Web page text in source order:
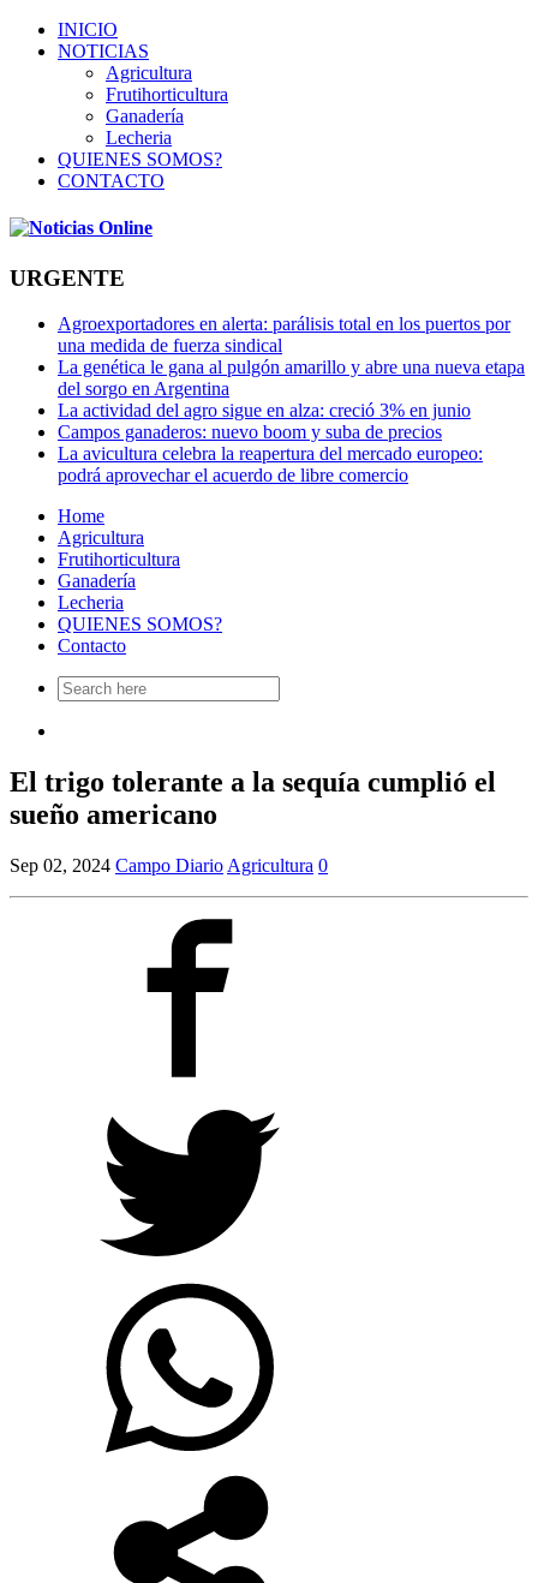
INICIO
NOTICIAS
Agricultura
Frutihorticultura
Ganadería
Lecheria
QUIENES SOMOS?
CONTACTO
URGENTE
Agroexportadores en alerta: parálisis total en los puertos por
una medida de fuerza sindical
La genética le gana al pulgón amarillo y abre una nueva etapa
del sorgo en Argentina
La actividad del agro sigue en alza: creció 3% en junio
Campos ganaderos: nuevo boom y suba de precios
La avicultura celebra la reapertura del mercado europeo:
podrá aprovechar el acuerdo de libre comercio
Home
Agricultura
Frutihorticultura
Ganadería
Lecheria
QUIENES SOMOS?
Contacto
Search
for:
El trigo tolerante a la sequía cumplió el
sueño americano
Sep 02, 2024 Campo Diario Agricultura 0